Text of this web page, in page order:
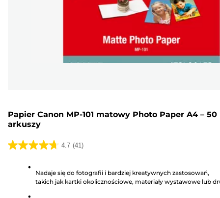
Papier Canon MP-101 matowy Photo Paper A4 – 50
arkuszy
4.7 (41)
4.7
gwiazdek.
Nadaje się do fotografii i bardziej kreatywnych zastosowań,
takich jak kartki okolicznościowe, materiały wystawowe lub